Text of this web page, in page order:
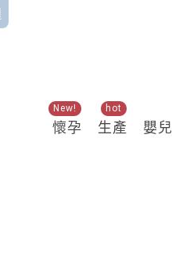
懷孕
New!
生產
hot
嬰兒
關鍵熱搜